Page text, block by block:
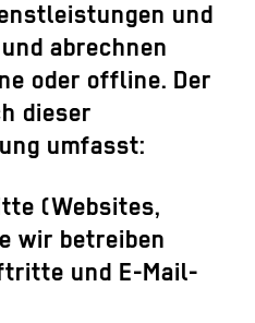
und
abrechnen
oder offline. Der
dieser
umfasst:
(Websites,
wir betreiben
und E-Mail-